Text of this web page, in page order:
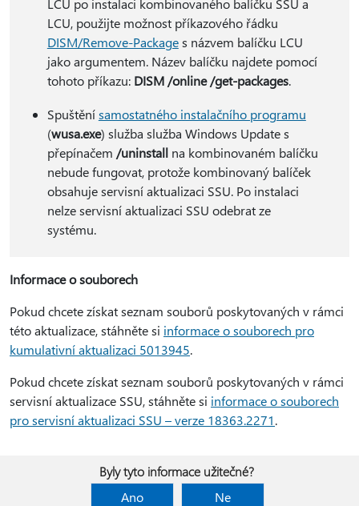
LCU po instalaci kombinovaného balíčku SSU a
LCU, použijte možnost příkazového řádku
DISM/Remove-Packages názvem balíčku LCU
jako argumentem. Název balíčku najdete pomocí
tohoto příkazu: DISM /online /get-packages.
Spuštěnísamostatného instalačního programu
(wusa.exe) služba služba Windows Update s
přepínačem /uninstallna kombinovaném balíčku
nebude fungovat, protože kombinovaný balíček
obsahuje servisní aktualizaci SSU. Po instalaci
nelze servisní aktualizaci SSU odebrat ze
systému.
Informace o souborech
Pokud chcete získat seznam souborů poskytovaných v rámci
této aktualizace, stáhněte si informace o souborech pro
kumulativní aktualizaci 5013945.
Pokud chcete získat seznam souborů poskytovaných v rámci
servisní aktualizace SSU, stáhněte si informace o souborech
pro servisní aktualizaci SSU – verze 18363.2271.
Byly tyto informace užitečné?
Ano
Ne